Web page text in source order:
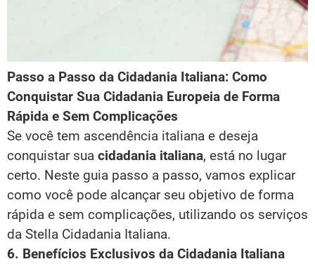
Passo a Passo da Cidadania Italiana: Como
Conquistar Sua Cidadania Europeia de Forma
Rápida e Sem Complicações
Se você tem ascendência italiana e deseja
conquistar sua cidadania italiana, está no lugar
certo. Neste guia passo a passo, vamos explicar
como você pode alcançar seu objetivo de forma
rápida e sem complicações, utilizando os serviços
da Stella Cidadania Italiana.
6. Benefícios Exclusivos da Cidadania Italiana